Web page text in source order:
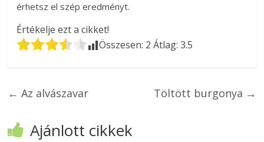
érhetsz el szép eredményt.
Értékelje ezt a cikket!
Összesen: 2 Átlag:3.5
← Az alvászavar Töltött burgonya →
Ajánlott cikkek